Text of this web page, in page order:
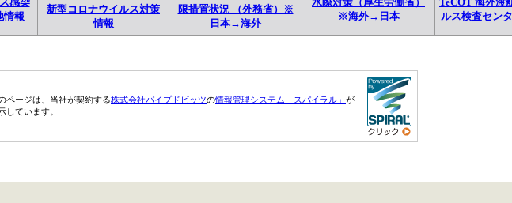
情報
新型コロナウイルス対策
情報
限措置状況 （外務省）※
日本→海外
※海外→日本
ルス検査セン
ページは、当社が契約する株式会社パイプドビッツの情報管理システム「スパイラル」 が
しています。